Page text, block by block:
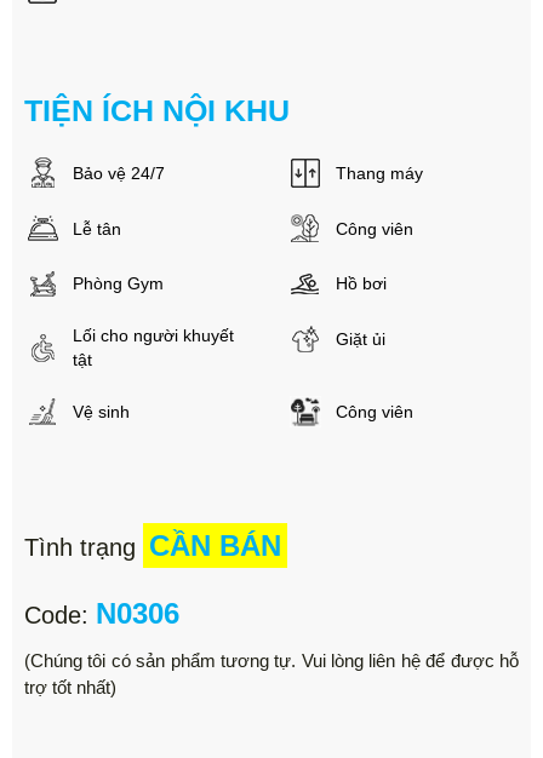
TIỆN ÍCH NỘI KHU
Bảo vệ 24/7 Thang máy
Lễ tân Công viên
Phòng Gym Hồ bơi
Lối cho người khuyết
tật
Giặt ủi
Vệ sinh Công viên
Tình trạng CẦN BÁN
Code: N0306
(Chúng tôi có sản phẩm tương tự. Vui lòng liên hệ để được hỗ
trợ tốt nhất)